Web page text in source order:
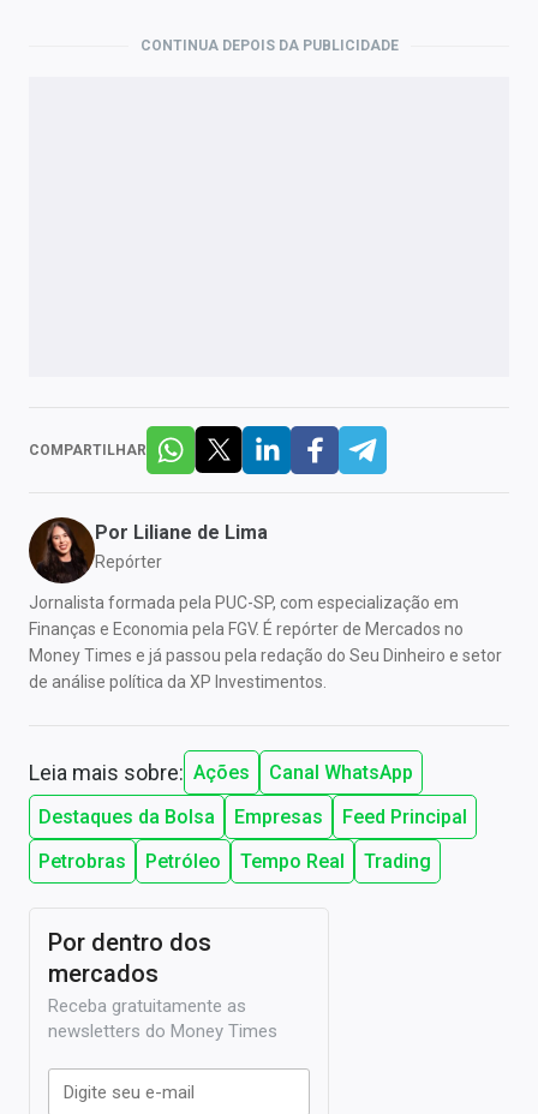
CONTINUA DEPOIS DA PUBLICIDADE
COMPARTILHAR
Por Liliane de Lima
Repórter
Jornalista formada pela PUC-SP, com especialização em
Finanças e Economia pela FGV. É repórter de Mercados no
Money Times e já passou pela redação do Seu Dinheiro e setor
de análise política da XP Investimentos.
Leia mais sobre: Ações
Canal WhatsApp
Destaques da Bolsa
Empresas
Feed Principal
Petrobras
Petróleo Tempo Real Trading
Por dentro dos
mercados
Receba gratuitamente as
newsletters do Money Times